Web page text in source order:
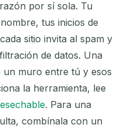
en15segundos
ACCIÓN
por sí sola. Tu
tus inicios de
sitio invita al spam y
de datos. Una
un muro entre tú y esos
la herramienta, lee
. Para una
combínala con un